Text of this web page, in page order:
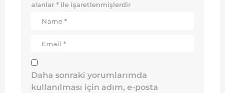
alanlar * ile işaretlenmişlerdir
Daha sonraki yorumlarımda
kullanılması için adım, e-posta